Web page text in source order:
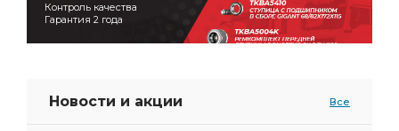
Контроль качества
Гарантия 2 года
Новости и акции Все